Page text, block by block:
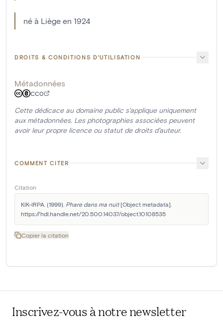
né à Liège en 1924
DROITS & CONDITIONS D'UTILISATION
Métadonnées
CC0
Cette dédicace au domaine public s'applique uniquement
aux métadonnées. Les photographies associées peuvent
avoir leur propre licence ou statut de droits d'auteur.
COMMENT CITER
Citation
KIK-IRPA. (1999). Phare dans ma nuit [Object metadata].
https://hdl.handle.net/20.500.14037/object.10108535
Copier la citation
Inscrivez-vous à notre newsletter